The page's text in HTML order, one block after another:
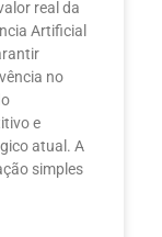
real da
Artificial
no
e
atual. A
simples